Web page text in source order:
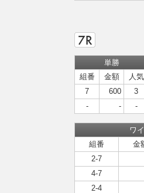
単勝
組番
金額
人気
7
600
3
-
- -
ワ
組番
金
2-7
4-7
2-4